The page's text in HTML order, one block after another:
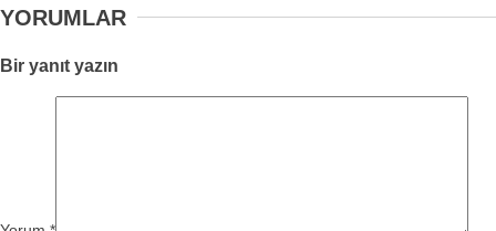
YORUMLAR
Bir yanıt yazın